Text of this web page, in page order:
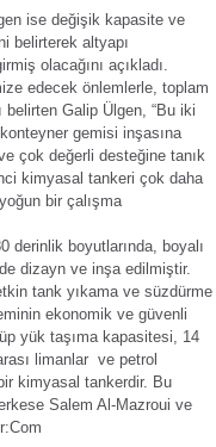
ise değişik kapasite ve
belirterek altyapı
olacağını açıkladı.
edecek önlemlerle, toplam
Galip Ülgen, “Bu iki
gemisi inşasına
çok değerli desteğine tanık
kimyasal tankeri çok daha
bir çalışma
derinlik boyutlarında, boyalı
dizayn ve inşa edilmiştir.
tank yıkama ve süzdürme
ekonomik ve güvenli
yük taşıma kapasitesi, 14
limanlar ve petrol
kimyasal tankerdir. Bu
Salem Al-Mazroui ve